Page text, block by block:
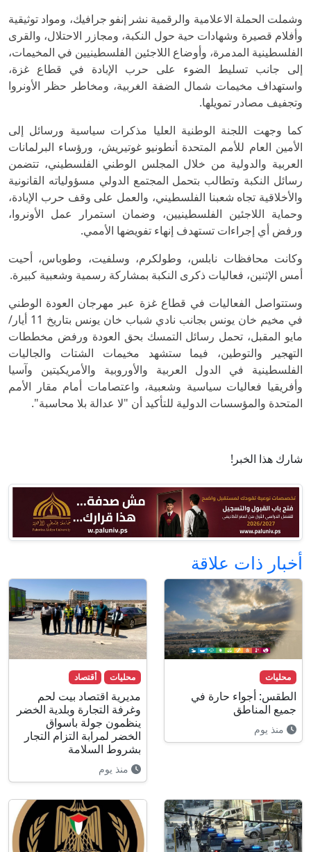
وشملت الحملة الاعلامية والرقمية نشر إنفو جرافيك، ومواد توثيقية
وأفلام قصيرة وشهادات حية حول النكبة، ومجازر الاحتلال، والقرى
الفلسطينية المدمرة، وأوضاع اللاجئين الفلسطينيين في المخيمات،
إلى جانب تسليط الضوء على حرب الإبادة في قطاع غزة،
واستهداف مخيمات شمال الضفة الغربية، ومخاطر حظر الأونروا
وتجفيف مصادر تمويلها.
كما وجهت اللجنة الوطنية العليا مذكرات سياسية ورسائل إلى
الأمين العام للأمم المتحدة أنطونيو غوتيريش، ورؤساء البرلمانات
العربية والدولية من خلال المجلس الوطني الفلسطيني، تتضمن
رسائل النكبة وتطالب بتحمل المجتمع الدولي مسؤولياته القانونية
والأخلاقية تجاه شعبنا الفلسطيني، والعمل على وقف حرب الإبادة،
وحماية اللاجئين الفلسطينيين، وضمان استمرار عمل الأونروا،
ورفض أي إجراءات تستهدف إنهاء تفويضها الأممي.
وكانت محافظات نابلس، وطولكرم، وسلفيت، وطوباس، أحيت
أمس الإثنين، فعاليات ذكرى النكبة بمشاركة رسمية وشعبية كبيرة.
وستتواصل الفعاليات في قطاع غزة عبر مهرجان العودة الوطني
في مخيم خان يونس بجانب نادي شباب خان يونس بتاريخ 11 أيار/
مايو المقبل، تحمل رسائل التمسك بحق العودة ورفض مخططات
التهجير والتوطين، فيما ستشهد مخيمات الشتات والجاليات
الفلسطينية في الدول العربية والأوروبية والأمريكيتين وآسيا
وأفريقيا فعاليات سياسية وشعبية، واعتصامات أمام مقار الأمم
المتحدة والمؤسسات الدولية للتأكيد أن "لا عدالة بلا محاسبة".
شارك هذا الخبر!
أخبار ذات علاقة
محليات
الطقس: أجواء حارة في
جميع المناطق
منذ يوم
محليات أقتصاد
مديرية اقتصاد بيت لحم
وغرفة التجارة وبلدية الخضر
ينظمون جولة باسواق
الخضر لمرابة التزام التجار
بشروط السلامة
منذ يوم